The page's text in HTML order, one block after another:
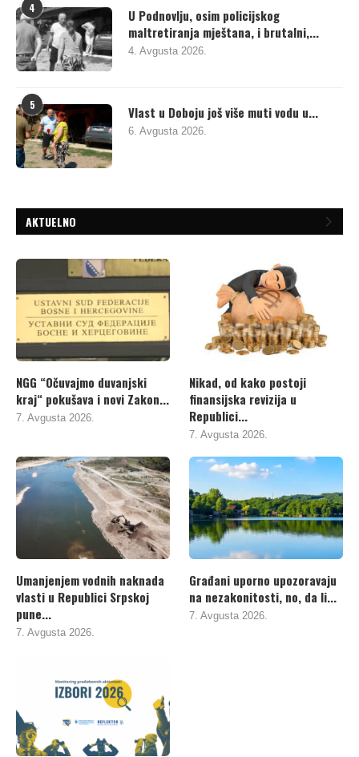
4
U Podnovlju, osim policijskog
maltretiranja mještana, i brutalni,...
4. Avgusta 2026.
5 Vlast u Doboju još više muti vodu u...
6. Avgusta 2026.
AKTUELNO
NGG “Očuvajmo duvanjski
kraj“ pokušava i novi Zakon...
7. Avgusta 2026.
Nikad, od kako postoji
finansijska revizija u
Republici...
7. Avgusta 2026.
Umanjenjem vodnih naknada
vlasti u Republici Srpskoj
pune...
7. Avgusta 2026.
Građani uporno upozoravaju
na nezakonitosti, no, da li...
7. Avgusta 2026.